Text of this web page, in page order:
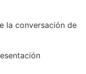
la conversación de